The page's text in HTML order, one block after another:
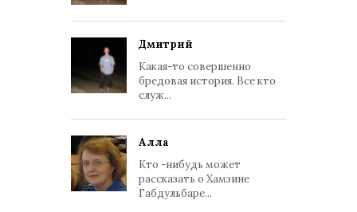
Дмитрий
Какая-то совершенно
бредовая история. Все кто
служ...
Алла
Кто -нибудь может
рассказать о Хамзине
Габдульбаре...